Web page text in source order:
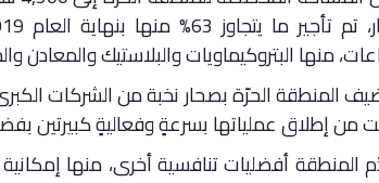
منها البتروكيماويات والبلاستيك والمعادن
المنطقة الحرّة بصحار نخبة من الشركات
من إطلاق عملياتها بسرعةٍ وفعاليةٍ كبيرتين
المنطقة أفضليات تنافسية أخرى، منها